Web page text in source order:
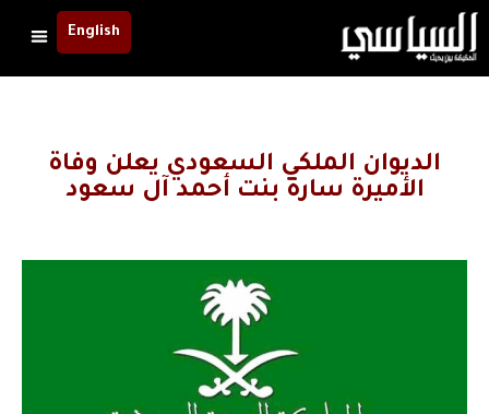
English
الديوان الملكي السعودي يعلن وفاة
الأميرة سارة بنت أحمد آل سعود